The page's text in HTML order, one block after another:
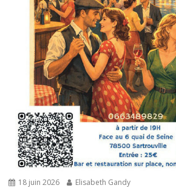
18 juin 2026 Elisabeth Gandy